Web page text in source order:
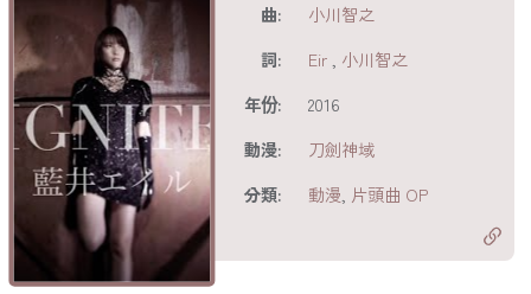
曲:
小川智之
詞:
Eir
小川智之
年份:
2016
動漫:
刀劍神域
分類:
動漫 片頭曲 OP
分享至
享至 X
分享至
製鏈結